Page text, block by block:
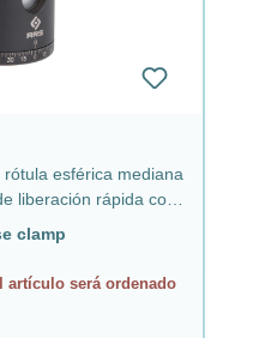
esférica mediana
liberación rápida con
clamp
artículo será ordenado